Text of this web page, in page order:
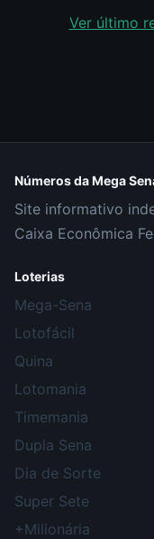
Ver último
Números da Mega
Site informativo
Caixa Econômica
Loterias
Mega-Sena
Lotofácil
Quina
Lotomania
Timemania
Dupla Sena
Dia de Sorte
Super Sete
+Milionária